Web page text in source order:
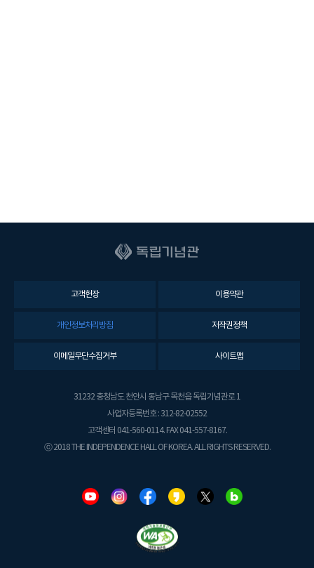
고객헌장 이용약관
개인정보처리방침 저작권정책
이메일무단수집거부 사이트맵
31232 충청남도 천안시 동남구 목천읍 독립기념관로 1
사업자등록번호 : 312-82-02552
고객센터 041-560-0114. FAX 041-557-8167.
ⓒ 2018 THE INDEPENDENCE HALL OF KOREA. ALL RIGHTS RESERVED.